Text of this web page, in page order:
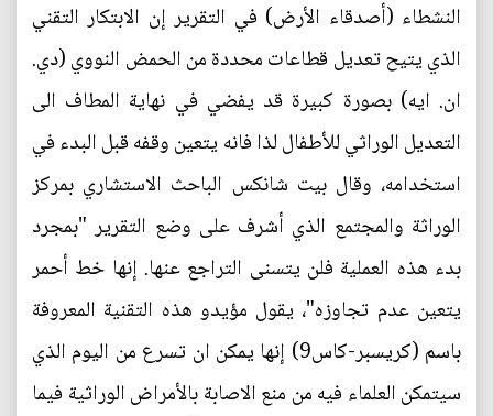
النشطاء (أصدقاء الأرض) في التقرير إن الابتكار التقني
الذي يتيح تعديل قطاعات محددة من الحمض النووي (دي.
ان. ايه) بصورة كبيرة قد يفضي في نهاية المطاف الى
التعديل الوراثي للأطفال لذا فانه يتعين وقفه قبل البدء في
استخدامه، وقال بيت شانكس الباحث الاستشاري بمركز
الوراثة والمجتمع الذي أشرف على وضع التقرير "بمجرد
بدء هذه العملية فلن يتسنى التراجع عنها. إنها خط أحمر
يتعين عدم تجاوزه"، يقول مؤيدو هذه التقنية المعروفة
باسم (كريسبر-كاس9) إنها يمكن ان تسرع من اليوم الذي
سيتمكن العلماء فيه من منع الاصابة بالأمراض الوراثية فيما